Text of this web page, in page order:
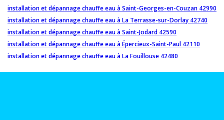
installation et dépannage chauffe eau à Saint-Georges-en-Couzan 42990
installation et dépannage chauffe eau à La Terrasse-sur-Dorlay 42740
installation et dépannage chauffe eau à Saint-Jodard 42590
installation et dépannage chauffe eau à Épercieux-Saint-Paul 42110
installation et dépannage chauffe eau à La Fouillouse 42480